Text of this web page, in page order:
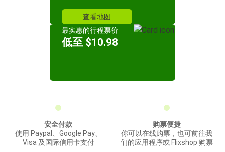
查看地图
最实惠的行程票价
低至 $10.98
安全付款
使用 Paypal、Google Pay、
Visa 及国际信用卡支付
购票便捷
你可以在线购票，也可前往我
们的应用程序或 Flixshop 购票